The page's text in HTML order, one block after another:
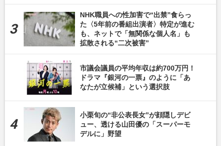
NHK職員への性加害で“出禁”食らっ
た〈5年前の番組出演者〉特定が進む
も、ネットで「無関係な個人名」も
拡散される“二次被害”
市議会議員の平均年収は約700万円！
ドラマ『銀河の一票』のように「あ
なたが立候補」という選択肢
小栗旬の“非公表長女”が顔隠しデビ
ュー、透ける山田優の「スーパーモ
デルに」野望